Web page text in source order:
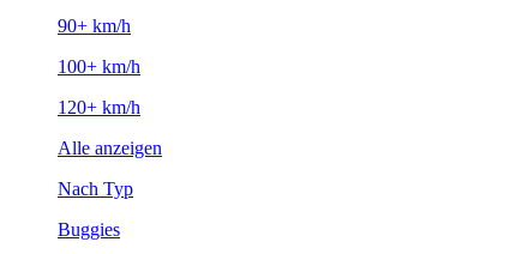
90+ km/h
100+ km/h
120+ km/h
Alle anzeigen
Nach Typ
Buggies